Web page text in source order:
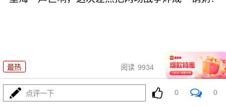
最热 阅读 9934 08-05
刚刚，普京被逼亮出底牌！俄罗
点评一下 0 0